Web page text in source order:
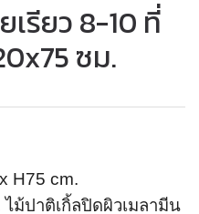
เรียว 8-10 ที่
ซม.
H75 cm.
ม้ปาติเกิ้ลปิดผิวเมลามีน